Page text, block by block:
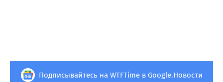
Подписывайтесь на WTFTime в Google.Новости